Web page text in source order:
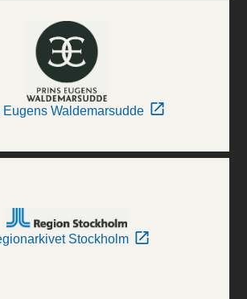
Eugens Waldemarsudde
Stockholm